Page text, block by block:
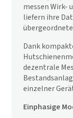
messen Wirk-
liefern ihre
Dank
dezentrale
einzelner
Einphasige